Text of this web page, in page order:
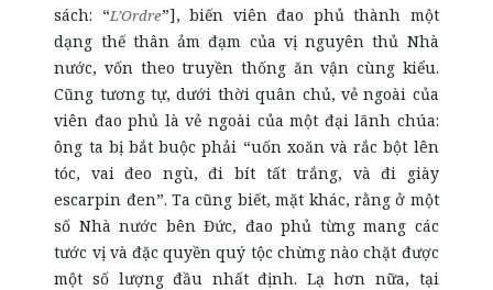
sách: “L’Ordre”], biến viên đao phủ thành một
dạng thế thân ảm đạm của vị nguyên thủ Nhà
nước, vốn theo truyền thống ăn vận cùng kiểu.
Cũng tương tự, dưới thời quân chủ, vẻ ngoài của
viên đao phủ là vẻ ngoài của một đại lãnh chúa:
ông ta bị bắt buộc phải “uốn xoăn và rắc bột lên
tóc, vai đeo ngù, đi bít tất trắng, và đi giày
escarpin đen”. Ta cũng biết, mặt khác, rằng ở một
số Nhà nước bên Đức, đao phủ từng mang các
tước vị và đặc quyền quý tộc chừng nào chặt được
một số lượng đầu nhất định. Lạ hơn nữa, tại